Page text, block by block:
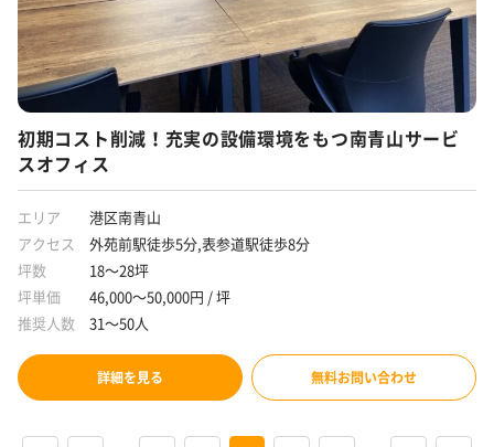
初期コスト削減！充実の設備環境をもつ南青山サービ
スオフィス
エリア
港区南青山
アクセス
外苑前駅徒歩5分,表参道駅徒歩8分
坪数
18～28坪
坪単価
46,000～50,000円 / 坪
推奨人数
31～50人
詳細を見る 無料お問い合わせ